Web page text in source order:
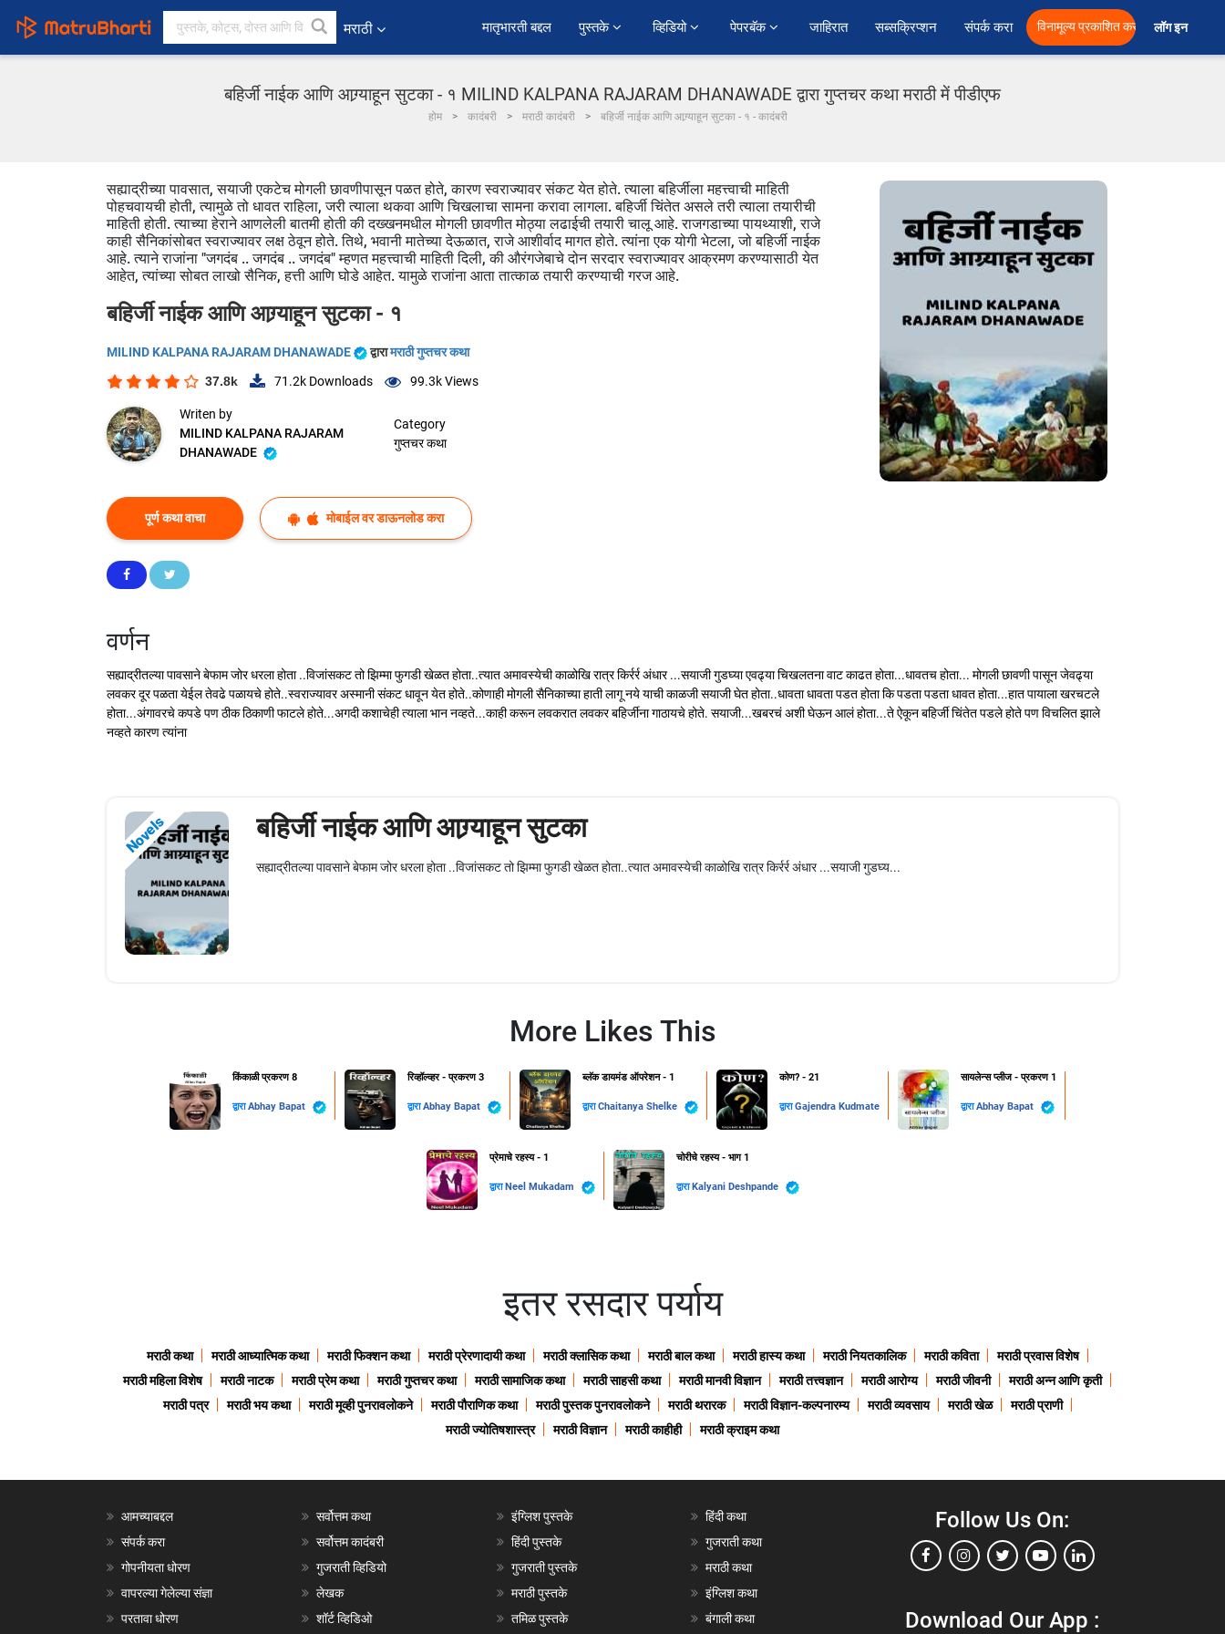
मराठी ﻿मातृभारती बद्दल पुस्तके व्हिडियो पेपरबॅक जाहिरात सब्सक्रिप्शन संपर्क करा विनामूल्य प्रकाशित करा लॉग इन
बहिर्जी नाईक आणि आग्र्याहून सुटका - १ MILIND KALPANA RAJARAM DHANAWADE द्वारा गुप्तचर कथा मराठी में पीडीएफ
होम कादंबरी मराठी कादंबरी बहिर्जी नाईक आणि आग्र्याहून सुटका - १ - कादंबरी
सह्याद्रीच्या पावसात, सयाजी एकटेच मोगली छावणीपासून पळत होते, कारण स्वराज्यावर संकट येत होते. त्याला बहिर्जीला महत्त्वाची माहिती
पोहचवायची होती, त्यामुळे तो धावत राहिला, जरी त्याला थकवा आणि चिखलाचा सामना करावा लागला. बहिर्जी चिंतेत असले तरी त्याला तयारीची
माहिती होती. त्याच्या हेराने आणलेली बातमी होती की दख्खनमधील मोगली छावणीत मोठ्या लढाईची तयारी चालू आहे. राजगडाच्या पायथ्याशी, राजे
काही सैनिकांसोबत स्वराज्यावर लक्ष ठेवून होते. तिथे, भवानी मातेच्या देऊळात, राजे आशीर्वाद मागत होते. त्यांना एक योगी भेटला, जो बहिर्जी नाईक
आहे. त्याने राजांना "जगदंब .. जगदंब .. जगदंब" म्हणत महत्त्वाची माहिती दिली, की औरंगजेबाचे दोन सरदार स्वराज्यावर आक्रमण करण्यासाठी येत
आहेत, त्यांच्या सोबत लाखो सैनिक, हत्ती आणि घोडे आहेत. यामुळे राजांना आता तात्काळ तयारी करण्याची गरज आहे.
बहिर्जी नाईक आणि आग्र्याहून सुटका - १
MILIND KALPANA RAJARAM DHANAWADE द्वारामराठी गुप्तचर कथा
37.8k 71.2k Downloads 99.3kViews
Writen by
MILIND KALPANA RAJARAM
DHANAWADE
Category
गुप्तचर कथा
पूर्ण कथा वाचा मोबाईल वर डाऊनलोड करा
वर्णन
सह्याद्रीतल्या पावसाने बेफाम जोर धरला होता ..विजांसकट तो झिम्मा फुगडी खेळत होता..त्यात अमावस्येची काळोखि रात्र किर्रर्र अंधार ...सयाजी गुडघ्या एवढ्या चिखलतना वाट काढत होता...धावतच होता... मोगली छावणी पासून जेवढ्या
लवकर दूर पळता येईल तेवढे पळायचे होते..स्वराज्यावर अस्मानी संकट धावून येत होते..कोणाही मोगली सैनिकाच्या हाती लागू नये याची काळजी सयाजी घेत होता..धावता धावता पडत होता कि पडता पडता धावत होता...हात पायाला खरचटले
होता...अंगावरचे कपडे पण ठीक ठिकाणी फाटले होते...अगदी कशाचेही त्याला भान नव्हते...काही करून लवकरात लवकर बहिर्जीना गाठायचे होते. सयाजी...खबरचं अशी घेऊन आलं होता...ते ऐकून बहिर्जी चिंतेत पडले होते पण विचलित झाले
नव्हते कारण त्यांना
Novels बहिर्जी नाईक आणि आग्र्याहून सुटका
सह्याद्रीतल्या पावसाने बेफाम जोर धरला होता ..विजांसकट तो झिम्मा फुगडी खेळत होता..त्यात अमावस्येची काळोखि रात्र किर्रर्र अंधार ...सयाजी गुडघ्य...
More Likes This
किंकाळी प्रकरण 8
द्वाराAbhay Bapat
रिव्हॉल्व्हर - प्रकरण 3
द्वाराAbhay Bapat
ब्लॅक डायमंड ऑपरेशन - 1
द्वाराChaitanya Shelke
कोण? - 21
द्वाराGajendra Kudmate
सायलेन्स प्लीज - प्रकरण 1
द्वाराAbhay Bapat
प्रेमाचे रहस्य - 1
द्वारा Neel Mukadam
चोरीचे रहस्य - भाग 1
द्वारा Kalyani Deshpande
इतर रसदार पर्याय
मराठी कथा मराठी आध्यात्मिक कथा मराठी फिक्शन कथा मराठी प्रेरणादायी कथा मराठी क्लासिक कथा मराठी बाल कथा मराठी हास्य कथा मराठी नियतकालिक मराठी कविता
मराठी प्रवास विशेष
मराठी महिला विशेष
मराठी नाटक मराठी प्रेम कथा मराठी गुप्तचर कथा मराठी सामाजिक कथा मराठी साहसी कथा मराठी मानवी विज्ञान मराठी तत्त्वज्ञान मराठी आरोग्य मराठी जीवनी
मराठी अन्न आणि कृती
मराठी पत्र
मराठी भय कथा मराठी मूव्ही पुनरावलोकने मराठी पौराणिक कथा मराठी पुस्तक पुनरावलोकने मराठी थरारक मराठी विज्ञान-कल्पनारम्य मराठी व्यवसाय मराठी खेळ
मराठी प्राणी
मराठी ज्योतिषशास्त्र
मराठी विज्ञान मराठी काहीही मराठी क्राइम कथा
आमच्याबद्दल
संपर्क करा
गोपनीयता धोरण
वापरल्या गेलेल्या संज्ञा
परतावा धोरण
सर्वोत्तम कथा
सर्वोत्तम कादंबरी
गुजराती व्हिडियो
लेखक
शॉर्ट व्हिडिओ
इंग्लिश पुस्तके
हिंदी पुस्तके
गुजराती पुस्तके
मराठी पुस्तके
तमिळ पुस्तके
हिंदी कथा
गुजराती कथा
मराठी कथा
इंग्लिश कथा
बंगाली कथा
Follow Us On:
Download Our App :